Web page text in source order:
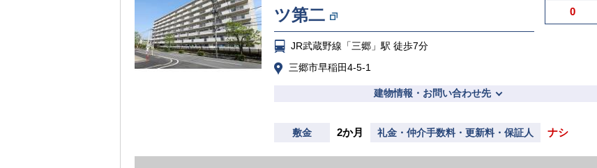
ツ第二
JR武蔵野線「三郷」駅 徒歩7分
三郷市早稲田4-5-1
0
建物情報・お問い合わせ先
敷金 2か月 礼金・仲介手数料・更新料・保証人 ナシ